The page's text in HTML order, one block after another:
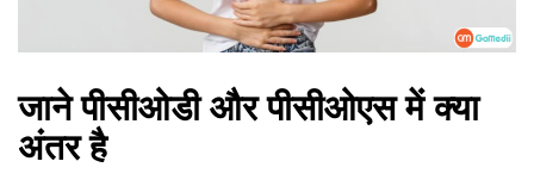
जाने पीसीओडी और पीसीओएस में क्या
अंतर है